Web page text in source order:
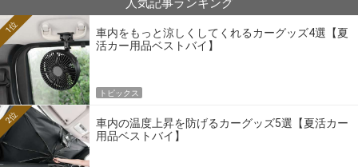
車内をもっと涼しくしてくれるカーグッズ4選【夏
活カー用品ベストバイ】
1位
トピックス
車内の温度上昇を防げるカーグッズ5選【夏活カー
用品ベストバイ】
2位